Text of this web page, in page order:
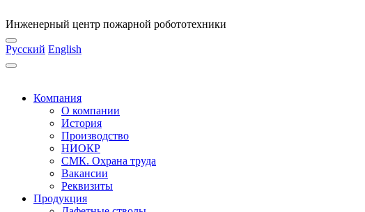
Инженерный центр пожарной робототехники
Русский English
Компания
О компании
История
Производство
НИОКР
СМК. Охрана труда
Вакансии
Реквизиты
Продукция